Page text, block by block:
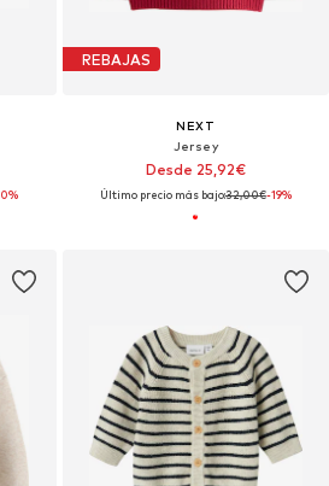
REBAJAS
NEXT
Jersey
Desde 25,92€
Último precio más bajo:32,00€-19%